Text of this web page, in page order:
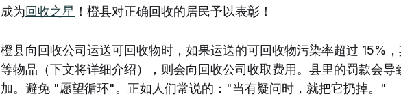
成为回收之星 ！橙县对正确回收的居民予以表彰！
橙县向回收公司运送可回收物时，如果运送的可回收物污染率超过 15%
等物品（下文将详细介绍），则会向回收公司收取费用。县里的罚款会导
加。避免 "愿望循环"。正如人们常说的："当有疑问时，就把它扔掉。"